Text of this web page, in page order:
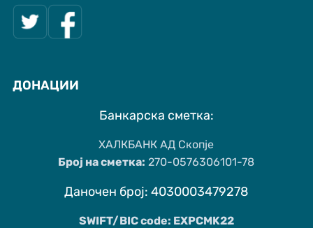
ДОНАЦИИ
Банкарска сметка:
ХАЛКБАНК АД Скопје
Број на сметка: 270-0576306101-78
Даночен број: 4030003479278
SWIFT/BIC code: EXPCMK22